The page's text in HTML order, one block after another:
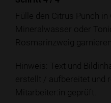
Fülle den Citrus Punch
Mineralwasser oder
Rosmarinzweig
Hinweis: Text und
erstellt / aufbereitet und
Mitarbeiter:in geprüft.